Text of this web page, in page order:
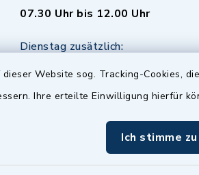
Website sog. Tracking-Cookies,
Ihre erteilte Einwilligung hierfür
Ich stimme zu
07.30 Uhr bis 12.00 Uhr
Dienstag zusätzlich:
16.30 bis 18.00 Uhr - allerdings
(abweichende Termine sind
möglich - bitte fragen Sie den
zuständigen Sachbearbeiter)